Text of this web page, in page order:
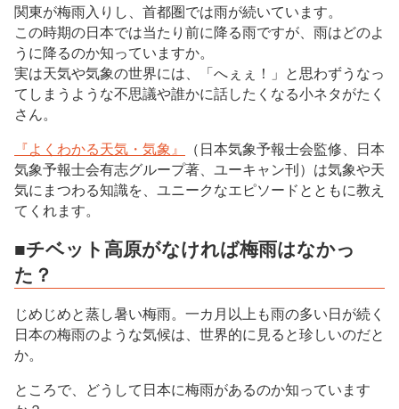
関東が梅雨入りし、首都圏では雨が続いています。
この時期の日本では当たり前に降る雨ですが、雨はどのよ
うに降るのか知っていますか。
実は天気や気象の世界には、「へぇぇ！」と思わずうなっ
てしまうような不思議や誰かに話したくなる小ネタがたく
さん。
『よくわかる天気・気象』
（日本気象予報士会監修、日本
気象予報士会有志グループ著、ユーキャン刊）は気象や天
気にまつわる知識を、ユニークなエピソードとともに教え
てくれます。
■チベット高原がなければ梅雨はなかっ
た？
じめじめと蒸し暑い梅雨。一カ月以上も雨の多い日が続く
日本の梅雨のような気候は、世界的に見ると珍しいのだと
か。
ところで、どうして日本に梅雨があるのか知っています